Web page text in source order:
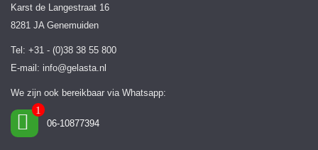
Karst de Langestraat 16
8281 JA Genemuiden
Tel: +31 - (0)38 38 55 800
E-mail: info@gelasta.nl
We zijn ook bereikbaar via Whatsapp:
06-10877394